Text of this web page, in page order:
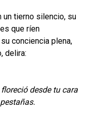
un tierno silencio, su
que ríen
conciencia plena,
delira:
desde tu cara